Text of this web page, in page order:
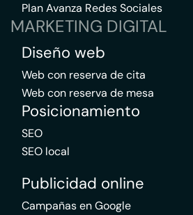
Plan Avanza Redes Sociales
MARKETING DIGITAL
Diseño web
Web con reserva de cita
Web con reserva de mesa
Posicionamiento
SEO
SEO local
Publicidad online
Campañas en Google